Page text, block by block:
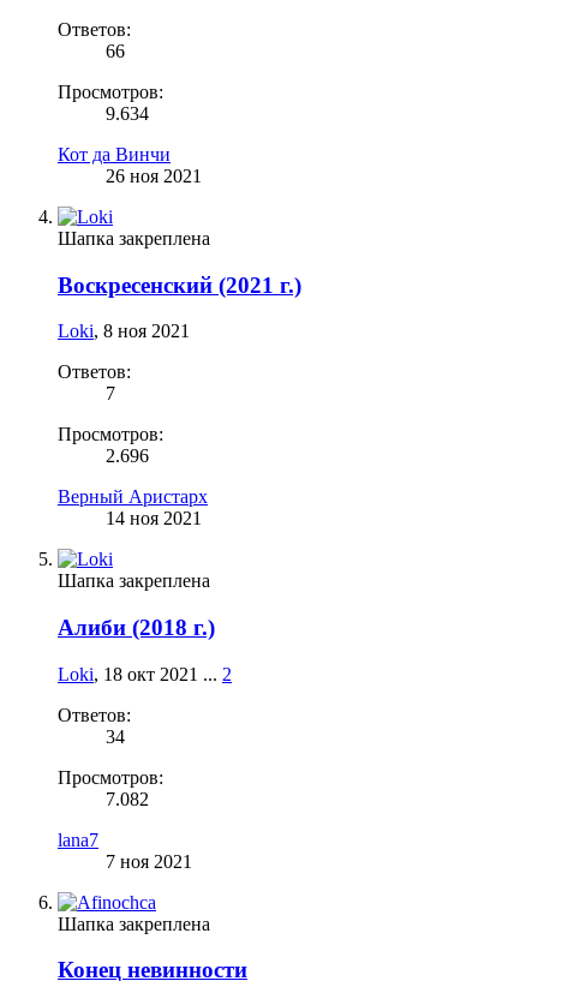
Ответов:
66
Просмотров:
9.634
Кот да Винчи
26 ноя 2021
Шапка закреплена
Воскресенский (2021 г.)
Loki, 8 ноя 2021
Ответов:
7
Просмотров:
2.696
Верный Аристарх
14 ноя 2021
Шапка закреплена
Алиби (2018 г.)
Loki, 18 окт 2021 ... 2
Ответов:
34
Просмотров:
7.082
lana7
7 ноя 2021
Шапка закреплена
Конец невинности